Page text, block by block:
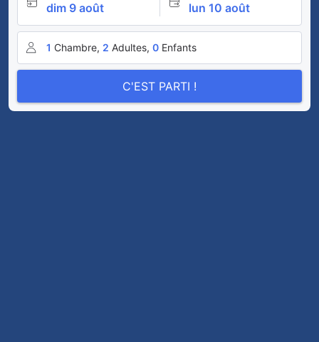
dim 9 août lun 10 août
1 Chambre, 2 Adultes, 0 Enfants
C'EST PARTI !